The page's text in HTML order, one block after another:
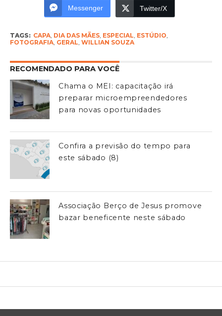
Messenger Twitter/X
TAGS: CAPA, DIA DAS MÃES, ESPECIAL, ESTÚDIO,
FOTOGRAFIA, GERAL, WILLIAN SOUZA
RECOMENDADO PARA VOCÊ
Chama o MEI: capacitação irá
preparar microempreendedores
para novas oportunidades
Confira a previsão do tempo para
este sábado (8)
Associação Berço de Jesus promove
bazar beneficente neste sábado